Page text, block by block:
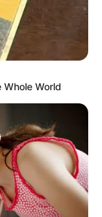
World